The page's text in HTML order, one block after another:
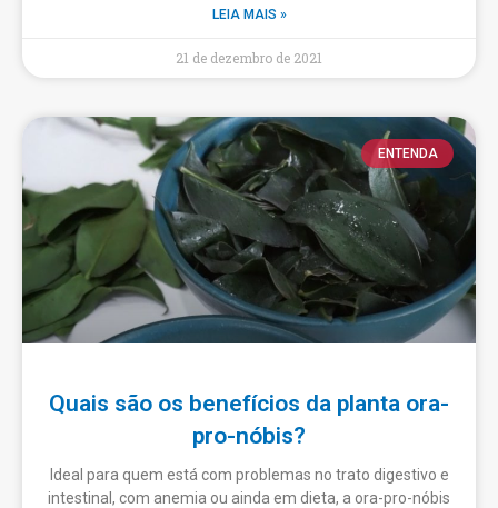
LEIA MAIS »
21 de dezembro de 2021
ENTENDA
Quais são os benefícios da planta ora-
pro-nóbis?
Ideal para quem está com problemas no trato digestivo e
intestinal, com anemia ou ainda em dieta, a ora-pro-nóbis